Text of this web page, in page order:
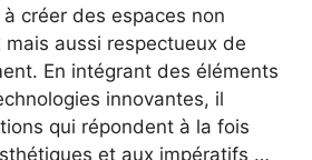
créer des espaces non
aussi respectueux de
En intégrant des éléments
innovantes, il
qui répondent à la fois
et aux impératifs …